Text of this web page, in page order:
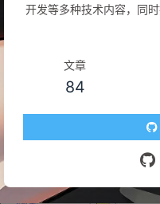
开发等多种技术内容，同
文章
84